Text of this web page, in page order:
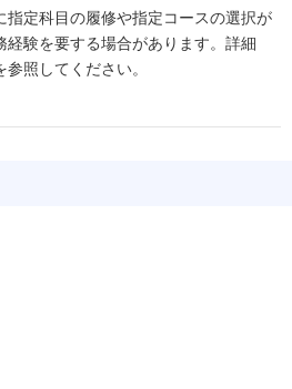
指定科目の履修や指定コースの選択が
経験を要する場合があります。詳細
照してください。